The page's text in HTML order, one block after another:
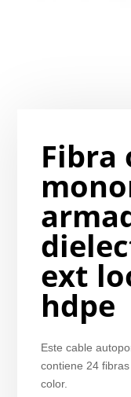
Fibra
ext
hdpe
Este cable
contiene 24
color.